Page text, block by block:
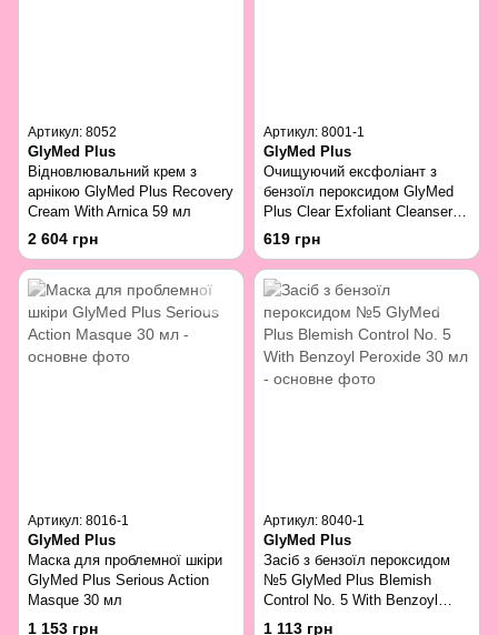
Артикул: 8052
GlyMed Plus
Відновлювальний крем з
арнікою GlyMed Plus Recovery
Cream With Arnica 59 мл
2 604 грн
Артикул: 8001-1
GlyMed Plus
Очищуючий ексфоліант з
бензоїл пероксидом GlyMed
Plus Clear Exfoliant Cleanser
With Benzoyl Peroxide 30 мл
619 грн
Артикул: 8016-1
GlyMed Plus
Маска для проблемної шкіри
GlyMed Plus Serious Action
Masque 30 мл
1 153 грн
Артикул: 8040-1
GlyMed Plus
Засіб з бензоїл пероксидом
№5 GlyMed Plus Blemish
Control No. 5 With Benzoyl
Peroxide 30 мл
1 113 грн